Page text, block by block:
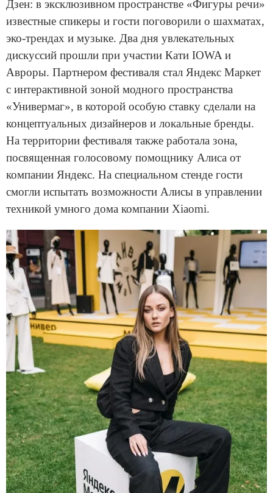
Дзен: в эксклюзивном пространстве «Фигуры речи»
известные спикеры и гости поговорили о шахматах,
эко-трендах и музыке. Два дня увлекательных
дискуссий прошли при участии Кати IOWA и
Авроры. Партнером фестиваля стал Яндекс Маркет
с интерактивной зоной модного пространства
«Универмаг», в которой особую ставку сделали на
концептуальных дизайнеров и локальные бренды.
На территории фестиваля также работала зона,
посвященная голосовому помощнику Алиса от
компании Яндекс. На специальном стенде гости
смогли испытать возможности Алисы в управлении
техникой умного дома компании Xiaomi.